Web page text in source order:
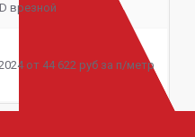
врезной
от 44 622 руб за п/метр